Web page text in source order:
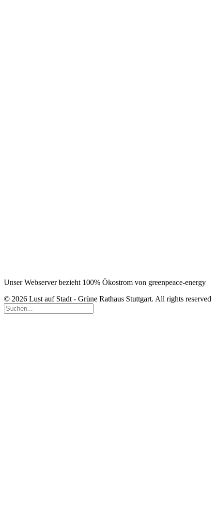
Unser Webserver bezieht 100% Ökostrom von greenpeace-energy
© 2026 Lust auf Stadt - Grüne Rathaus Stuttgart. All rights reserved